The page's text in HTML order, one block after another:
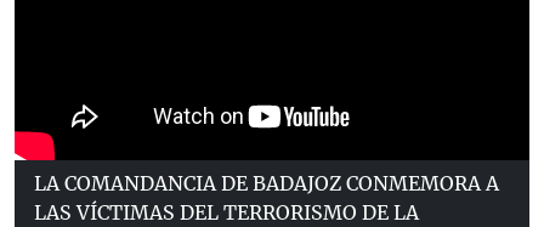
LA COMANDANCIA DE BADAJOZ CONMEMORA A
LAS VÍCTIMAS DEL TERRORISMO DE LA